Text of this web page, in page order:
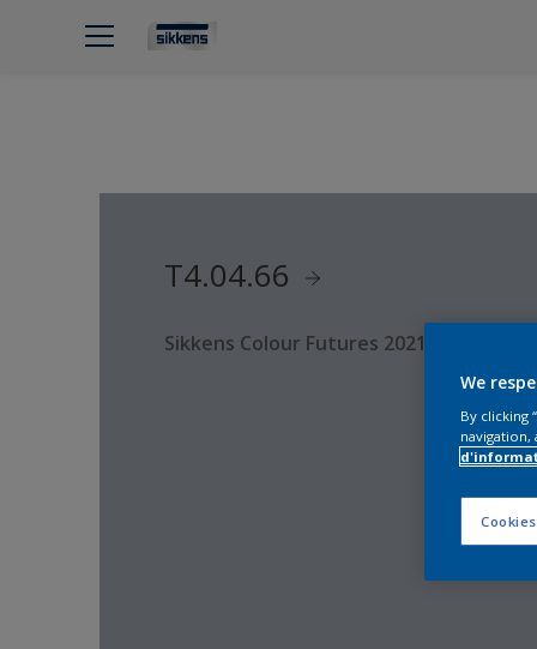
T4.04.66
Sikkens Colour Futures 2021
We
By clicking
navigation,